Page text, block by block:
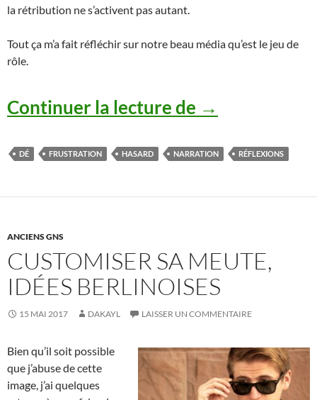
la rétribution ne s’activent pas autant.
Tout ça m’a fait réfléchir sur notre beau média qu’est le jeu de
rôle.
Continuer la lecture de En défense
→
DÉ FRUSTRATION HASARD NARRATION RÉFLEXIONS
ANCIENS GNS
CUSTOMISER SA MEUTE,
IDÉES BERLINOISES
15 MAI 2017 DAKAYL LAISSER UN COMMENTAIRE
Bien qu’il soit possible
que j’abuse de cette
image, j’ai quelques